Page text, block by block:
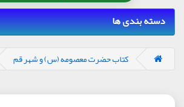
دسته بندی ها
کتاب حضرت معصومه (س) و شهر قم